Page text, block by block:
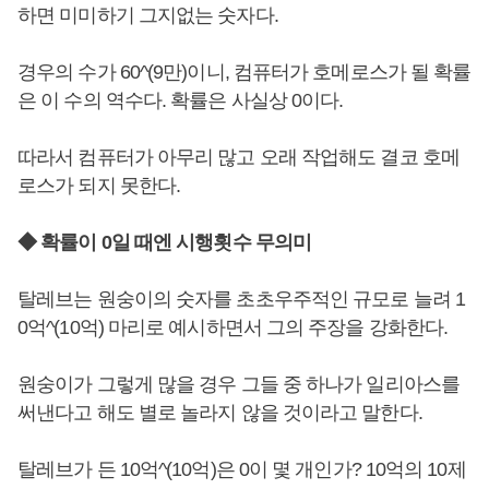
하면 미미하기 그지없는 숫자다.
경우의 수가 60^(9만)이니, 컴퓨터가 호메로스가 될 확률
은 이 수의 역수다. 확률은 사실상 0이다.
따라서 컴퓨터가 아무리 많고 오래 작업해도 결코 호메
로스가 되지 못한다.
◆ 확률이 0일 때엔 시행횟수 무의미
탈레브는 원숭이의 숫자를 초초우주적인 규모로 늘려 1
0억^(10억) 마리로 예시하면서 그의 주장을 강화한다.
원숭이가 그렇게 많을 경우 그들 중 하나가 일리아스를
써낸다고 해도 별로 놀라지 않을 것이라고 말한다.
탈레브가 든 10억^(10억)은 0이 몇 개인가? 10억의 10제